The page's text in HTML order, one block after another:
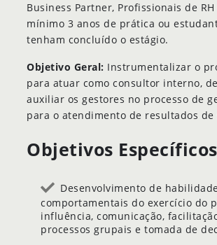
Business Partner, Profissionais de
mínimo 3 anos de prática ou
tenham concluído o estágio.
Objetivo Geral: Instrumentalizar o
para atuar como consultor interno,
auxiliar os gestores no processo de
para o atendimento de resultados de
Objetivos
Desenvolvimento de
comportamentais do exercício do
influência, comunicação,
processos grupais e tomada de